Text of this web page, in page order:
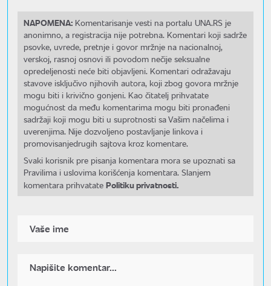
NAPOMENA: Komentarisanje vesti na portalu UNA.RS je
anonimno, a registracija nije potrebna. Komentari koji sadrže
psovke, uvrede, pretnje i govor mržnje na nacionalnoj,
verskoj, rasnoj osnovi ili povodom nečije seksualne
opredeljenosti neće biti objavljeni. Komentari odražavaju
stavove isključivo njihovih autora, koji zbog govora mržnje
mogu biti i krivično gonjeni. Kao čitatelj prihvatate
mogućnost da među komentarima mogu biti pronađeni
sadržaji koji mogu biti u suprotnosti sa Vašim načelima i
uverenjima. Nije dozvoljeno postavljanje linkova i
promovisanjedrugih sajtova kroz komentare.
Svaki korisnik pre pisanja komentara mora se upoznati sa
Pravilima i uslovima korišćenja komentara. Slanjem
komentara prihvatate Politiku privatnosti.